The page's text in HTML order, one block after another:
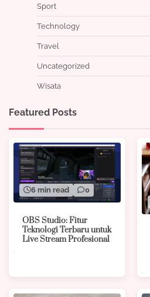
Sport
Technology
Travel
Uncategorized
Wisata
Featured Posts
6 min read 0
OBS Studio: Fitur
Teknologi Terbaru untuk
Live Stream Profesional